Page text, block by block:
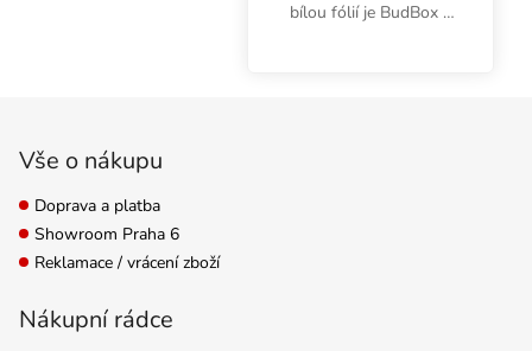
bílou fólií je BudBox s
Vše o nákupu
Doprava a platba
Showroom Praha 6
Reklamace / vrácení zboží
Nákupní rádce